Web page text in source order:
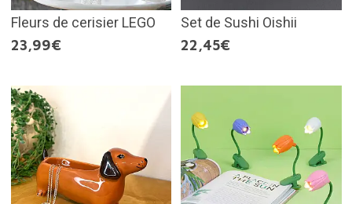
Fleurs de cerisier LEGO
23,99€
Set de Sushi Oishii
22,45€